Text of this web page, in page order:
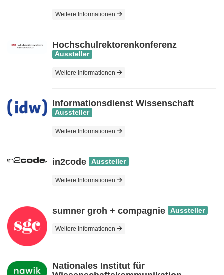
Weitere Informationen
Hochschulrektorenkonferenz
Aussteller
Weitere Informationen
Informationsdienst Wissenschaft
Aussteller
Weitere Informationen
in2code Aussteller
Weitere Informationen
sumner groh + compagnie Aussteller
Weitere Informationen
Nationales Institut für